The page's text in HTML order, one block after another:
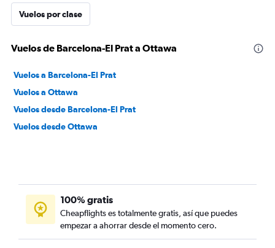
Vuelos por clase
Vuelos de Barcelona-El Prat a Ottawa
Vuelos a Barcelona-El Prat
Vuelos a Ottawa
Vuelos desde Barcelona-El Prat
Vuelos desde Ottawa
100% gratis
Cheapflights es totalmente gratis, así que puedes
empezar a ahorrar desde el momento cero.